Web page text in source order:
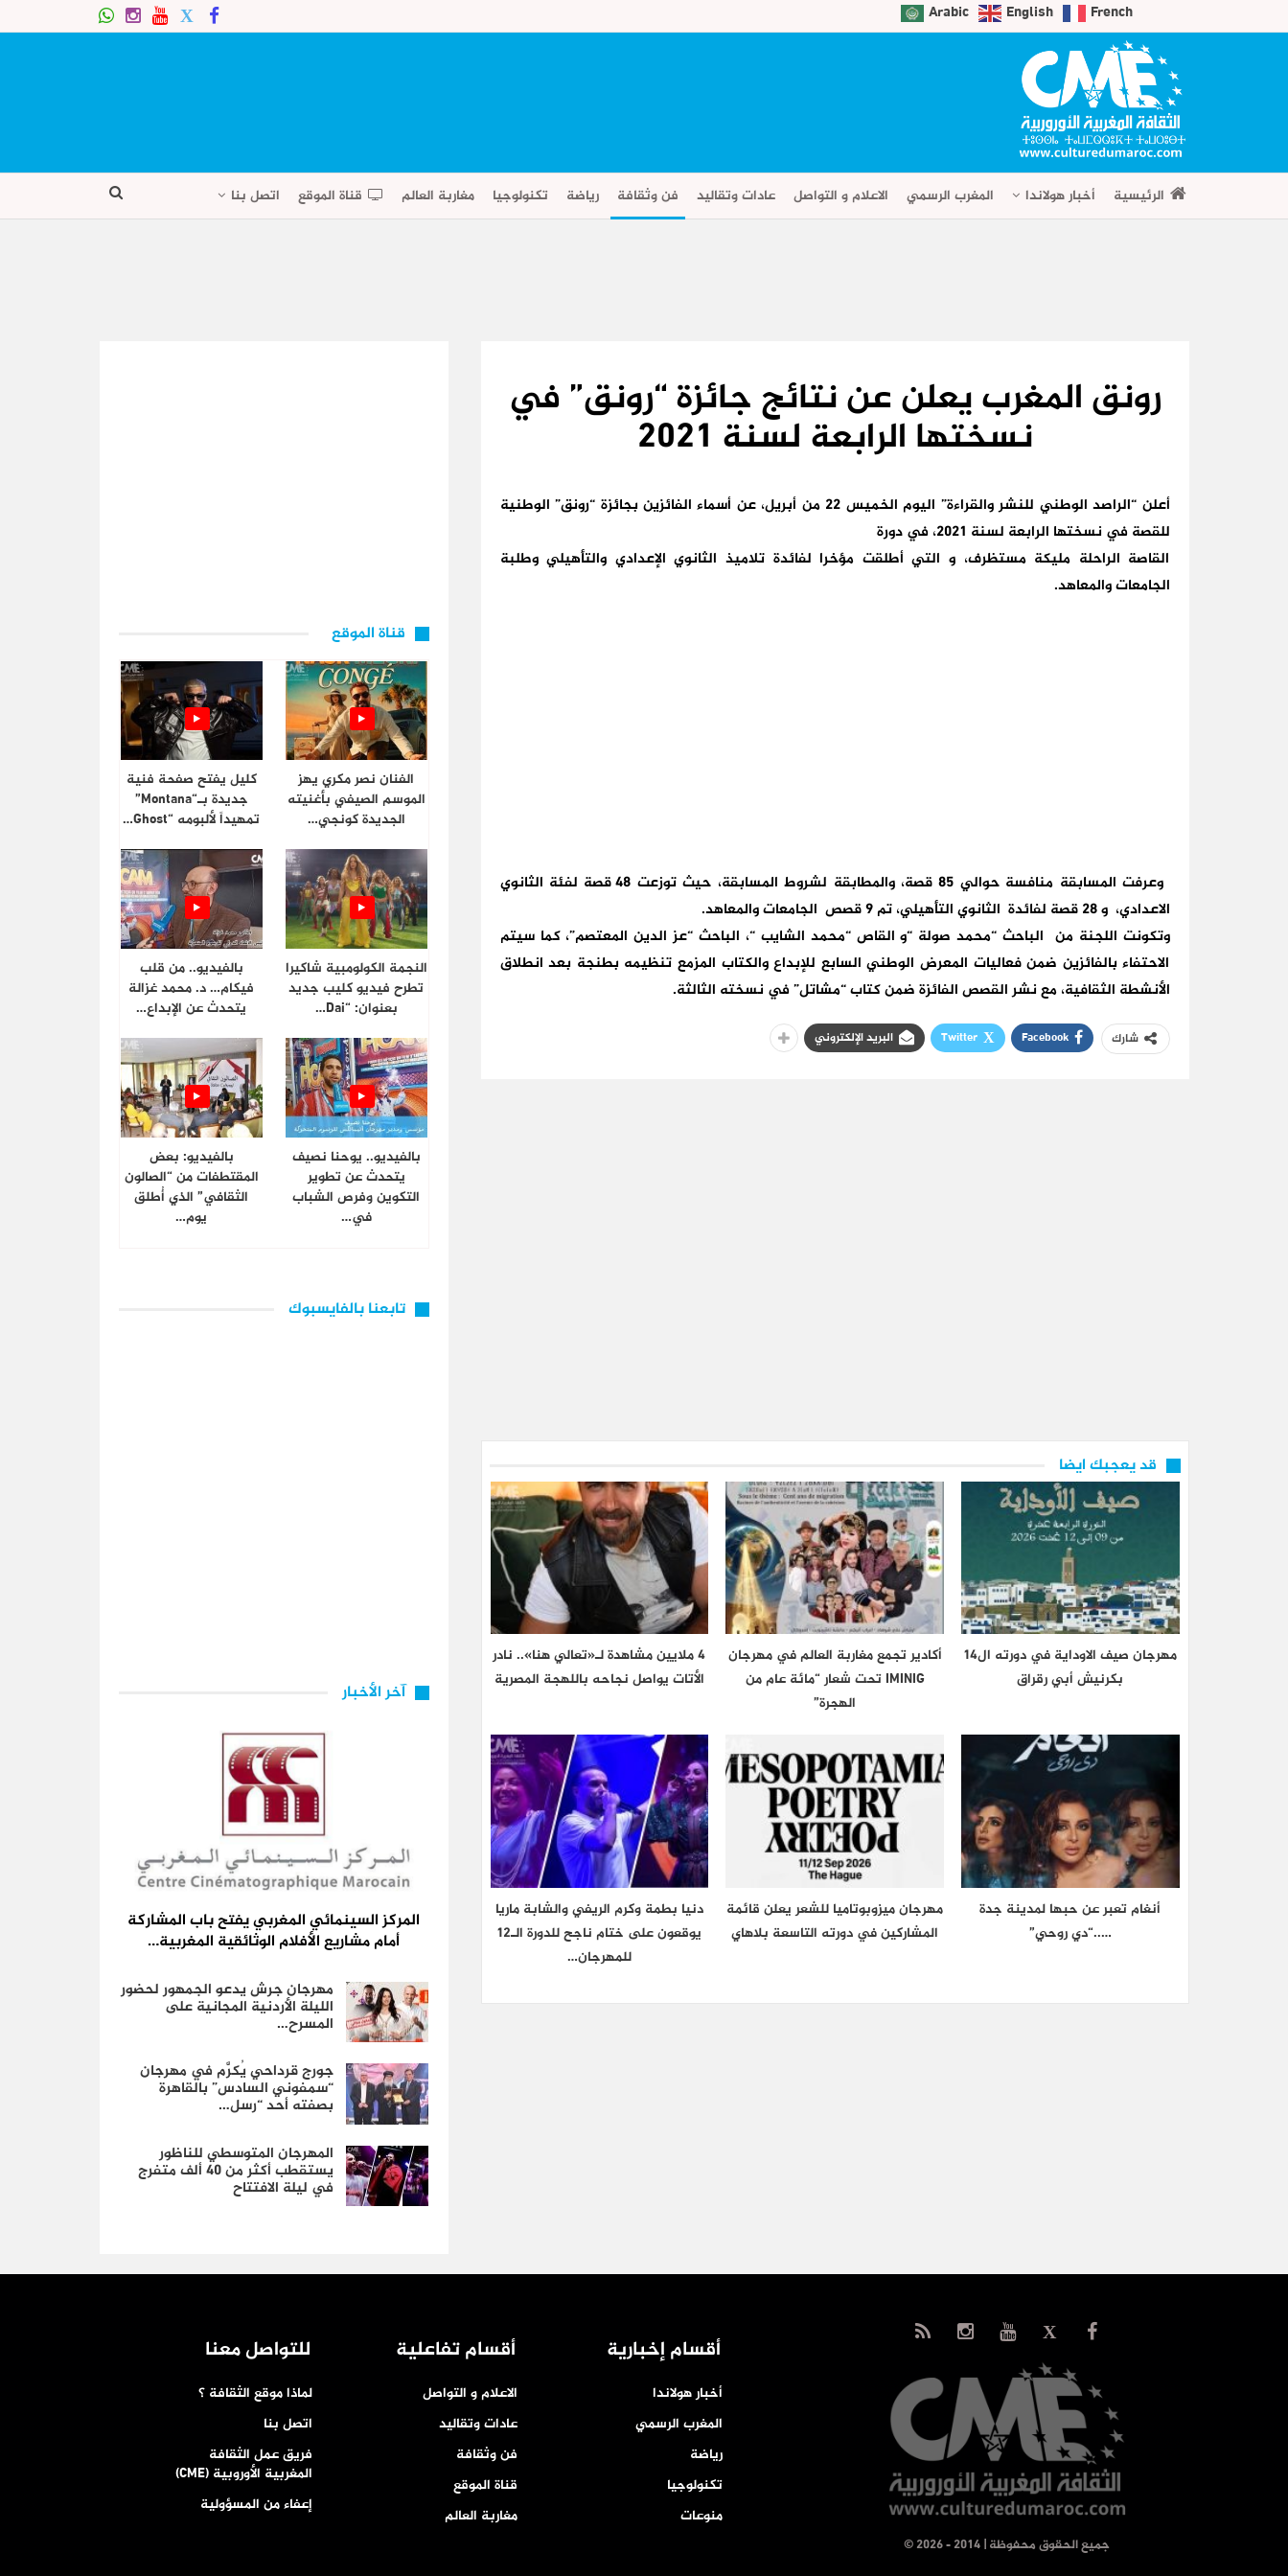
Arabic English French
الرئيسية أخبار هولاندا المغرب الرسمي الاعلام و التواصل عادات وتقاليد فن وثقافة رياضة تكنولوجيا مغاربة العالم قناة الموقع اتصل بنا
رونق المغرب يعلن عن نتائج جائزة “رونق” في
نسختها الرابعة لسنة 2021
أعلن “الراصد الوطني للنشر والقراءة” اليوم الخميس 22 من أبريل، عن أسماء الفائزين بجائزة “رونق” الوطنية
للقصة في نسختها الرابعة لسنة 2021، في دورة
القاصة الراحلة مليكة مستظرف، و التي أطلقت مؤخرا لفائدة تلاميذ الثانوي الإعدادي والتأهيلي وطلبة
الجامعات والمعاهد.
وعرفت المسابقة منافسة حوالي 85 قصة، والمطابقة لشروط المسابقة، حيث توزعت 48 قصة لفئة الثانوي
الاعدادي، و 28 قصة لفائدة الثانوي التأهيلي، تم 9 قصص الجامعات والمعاهد.
وتكونت اللجنة من الباحث “محمد صولة “و القاص “محمد الشايب “، الباحث “عز الدين المعتصم”، كما سيتم
الاحتفاء بالفائزين ضمن فعاليات المعرض الوطني السابع للإبداع والكتاب المزمع تنظيمه بطنجة بعد انطلاق
الأنشطة الثقافية، مع نشر القصص الفائزة ضمن كتاب “مشاتل” في نسخته الثالثة.
شارك Facebook
Twitter البريد الإلكتروني
قد يعجبك ايضا
مهرجان صيف الاوداية في دورته ال14
بكرنيش أبي رقراق
أكادير تجمع مغاربة العالم في مهرجان
IMINIG تحت شعار “مائة عام من
الهجرة”
4 ملايين مشاهدة لـ«تعالي هنا».. نادر
الأتات يواصل نجاحه باللهجة المصرية
أنغام تعبر عن حبها لمدينة جدة
…..“دي روحي”
مهرجان ميزوبوتاميا للشعر يعلن قائمة
المشاركين في دورته التاسعة بلاهاي
دنيا بطمة وكرم الريفي والشابة ماريا
يوقعون على ختام ناجح للدورة الـ12
للمهرجان…
قناة الموقع
الفنان نصر مكري يهز
الموسم الصيفي بأغنيته
الجديدة كونجي…
كليل يفتح صفحة فنية
جديدة بـ“Montana”
تمهيداً لألبومه “Ghost…
النجمة الكولومبية شاكيرا
تطرح فيديو كليب جديد
بعنوان: “Dai…
بالفيديو.. من قلب
فيكام… د. محمد غزالة
يتحدث عن الإبداع…
بالفيديو.. يوحنا نصيف
يتحدث عن تطوير
التكوين وفرص الشباب
في…
بالفيديو: بعض
المقتطفات من “الصالون
الثقافي” الذي أُطلق
يوم…
تابعنا بالفايسبوك
آخر الأخبار
المركز السينمائي المغربي يفتح باب المشاركة
أمام مشاريع الأفلام الوثائقية المغربية…
مهرجان جرش يدعو الجمهور لحضور
الليلة الأردنية المجانية على
المسرح…
جورج قرداحي يُكرَّم في مهرجان
“سمفوني السادس” بالقاهرة
بصفته أحد “رسل…
المهرجان المتوسطي للناظور
يستقطب أكثر من 40 ألف متفرج
في ليلة الافتتاح
© جميع الحقوق محفوظة | 2014 - 2026
أقسام إخبارية
أخبار هولاندا
المغرب الرسمي
رياضة
تكنولوجيا
منوعات
أقسام تفاعلية
الاعلام و التواصل
عادات وتقاليد
فن وثقافة
قناة الموقع
مغاربة العالم
للتواصل معنا
لماذا موقع الثقافة ؟
اتصل بنا
فريق عمل الثقافة
المغربية الأوروبية (CME)
إعفاء من المسؤولية